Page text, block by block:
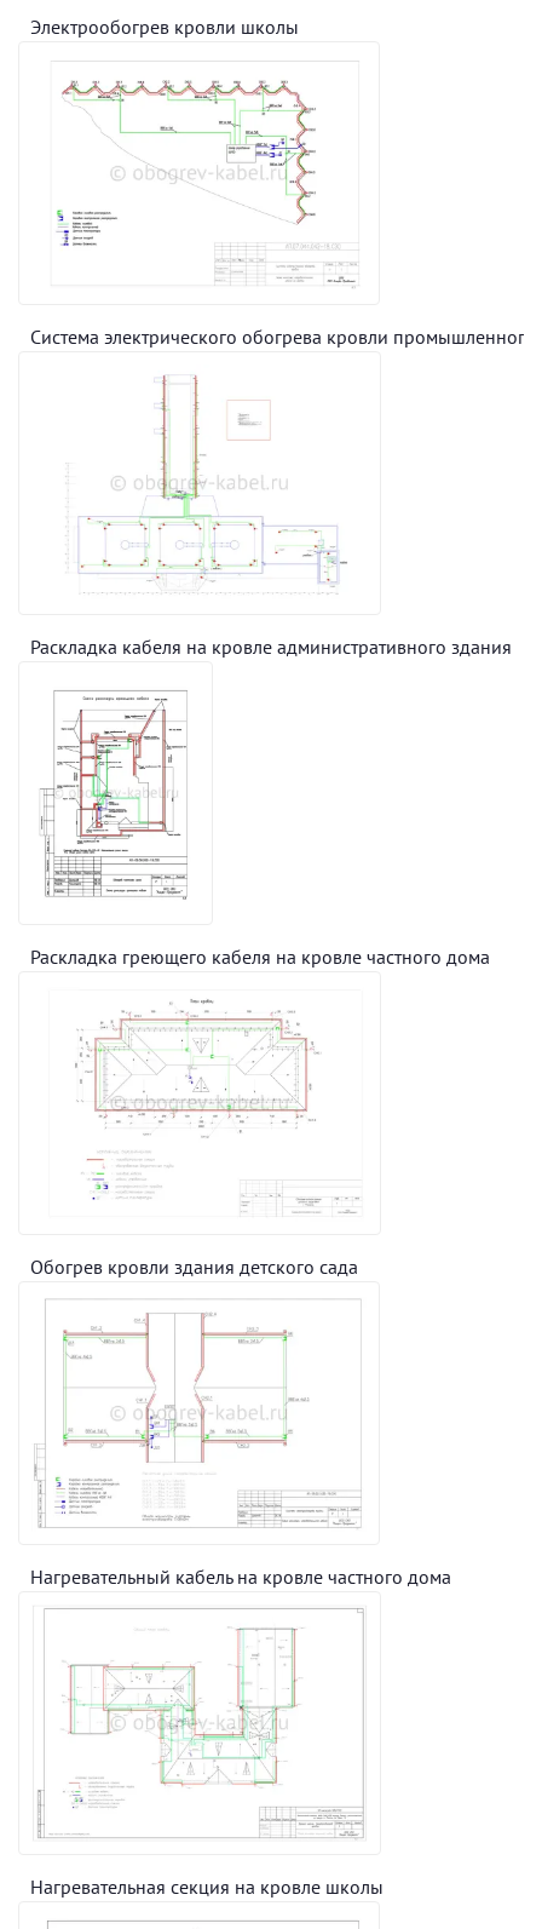
Электрообогрев кровли школы
Система электрического обогрева кровли промышленного
Раскладка кабеля на кровле административного здания
Раскладка греющего кабеля на кровле частного дома
Обогрев кровли здания детского сада
Нагревательный кабель на кровле частного дома
Нагревательная секция на кровле школы